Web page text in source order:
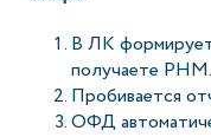
В ЛК
получаете РНМ.
Пробивается
ОФД